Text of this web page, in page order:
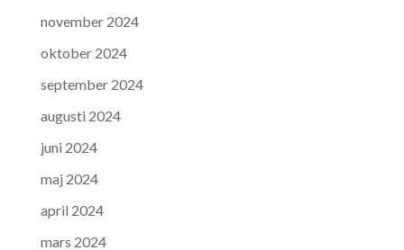
november 2024
oktober 2024
september 2024
augusti 2024
juni 2024
maj 2024
april 2024
mars 2024